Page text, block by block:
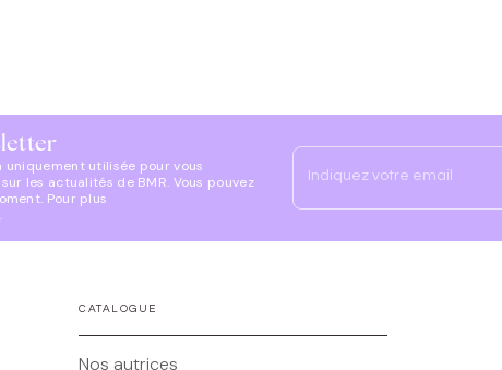
utilisée pour vous
les actualités de BMR. Vous pouvez
Pour plus
.
Indiquez votre email
CATALOGUE
Nos autrices